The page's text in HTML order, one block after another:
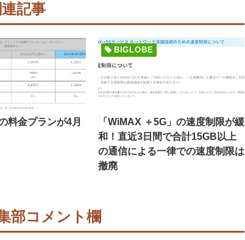
連記事
料金プランが4月
BIGLOBE
「WiMAX ＋5G」の速度制限が緩
和！直近3日間で合計15GB以上
の通信による一律での速度制限は
撤廃
部コメント欄